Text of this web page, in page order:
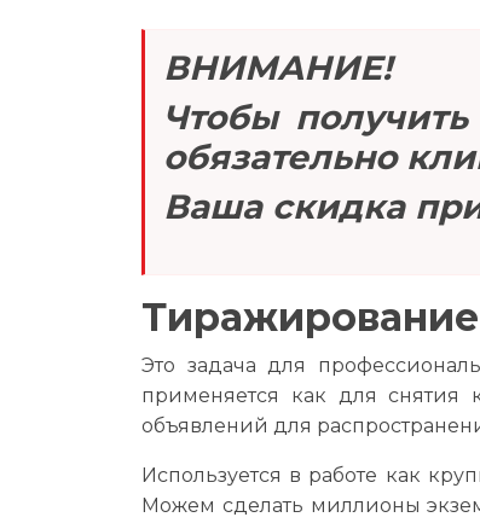
ВНИМАНИЕ!
Чтобы
обязательно
Ваша скидка
Это задача для
применяется как для снятия
объявлений для
Используется в работе как
Можем сделать миллионы